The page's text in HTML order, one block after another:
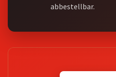
abbestellbar.